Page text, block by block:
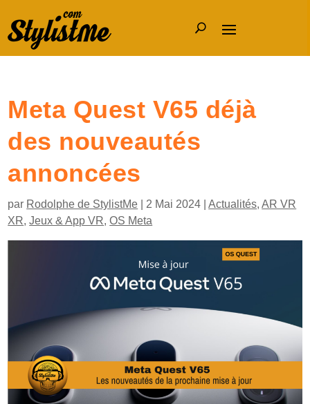
Meta Quest V65 déjà
des nouveautés
annoncées
par Rodolphe de StylistMe 2 Mai 2024 |Actualités,AR VR
XR,Jeux & App VR,OS Meta